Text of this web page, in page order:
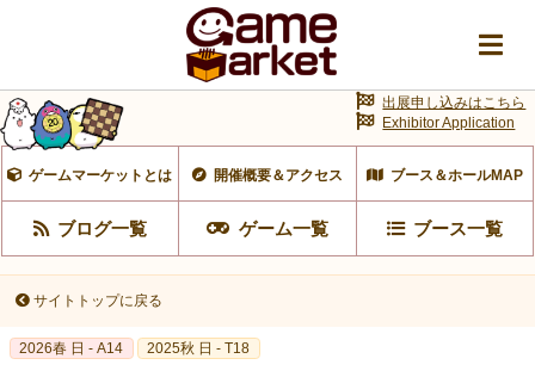
ゲームマーケットとは 開催概要＆アクセス ブース＆ホールMAP
ブログ一覧 ゲーム一覧 ブース一覧
出展申し込みはこちら
Exhibitor Application
サイトトップに戻る
2026春 日 - A14 2025秋 日 - T18